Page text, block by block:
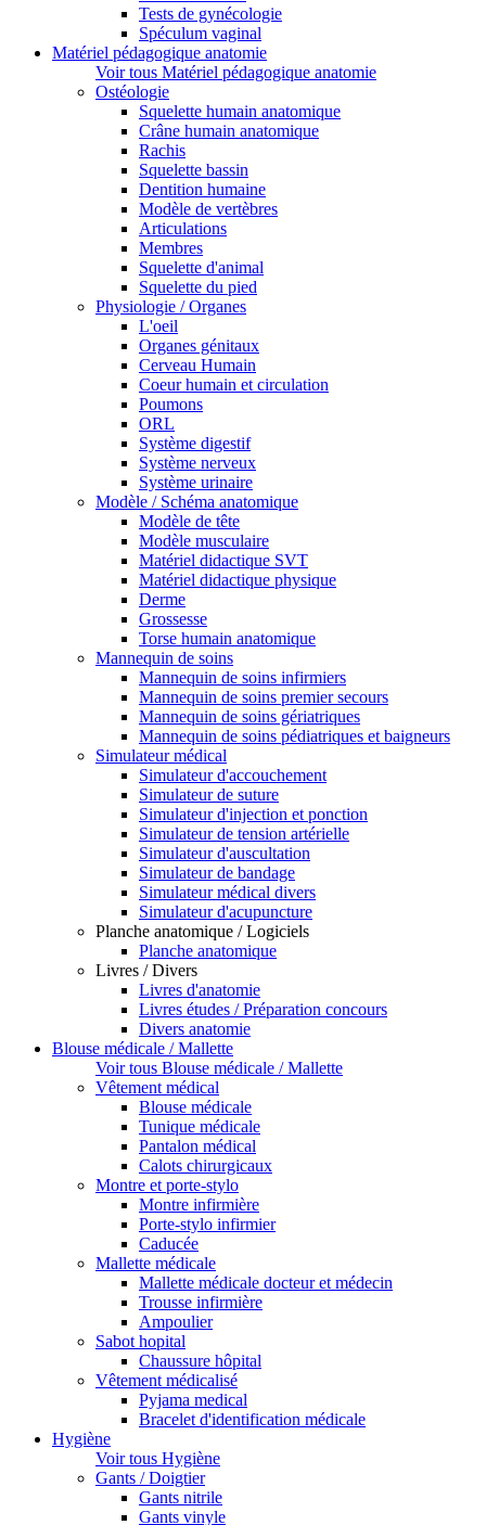
Tests de gynécologie
Spéculum vaginal
Matériel pédagogique anatomie
Voir tous Matériel pédagogique anatomie
Ostéologie
Squelette humain anatomique
Crâne humain anatomique
Rachis
Squelette bassin
Dentition humaine
Modèle de vertèbres
Articulations
Membres
Squelette d'animal
Squelette du pied
Physiologie / Organes
L'oeil
Organes génitaux
Cerveau Humain
Coeur humain et circulation
Poumons
ORL
Système digestif
Système nerveux
Système urinaire
Modèle / Schéma anatomique
Modèle de tête
Modèle musculaire
Matériel didactique SVT
Matériel didactique physique
Derme
Grossesse
Torse humain anatomique
Mannequin de soins
Mannequin de soins infirmiers
Mannequin de soins premier secours
Mannequin de soins gériatriques
Mannequin de soins pédiatriques et baigneurs
Simulateur médical
Simulateur d'accouchement
Simulateur de suture
Simulateur d'injection et ponction
Simulateur de tension artérielle
Simulateur d'auscultation
Simulateur de bandage
Simulateur médical divers
Simulateur d'acupuncture
Planche anatomique / Logiciels
Planche anatomique
Livres / Divers
Livres d'anatomie
Livres études / Préparation concours
Divers anatomie
Blouse médicale / Mallette
Voir tous Blouse médicale / Mallette
Vêtement médical
Blouse médicale
Tunique médicale
Pantalon médical
Calots chirurgicaux
Montre et porte-stylo
Montre infirmière
Porte-stylo infirmier
Caducée
Mallette médicale
Mallette médicale docteur et médecin
Trousse infirmière
Ampoulier
Sabot hopital
Chaussure hôpital
Vêtement médicalisé
Pyjama medical
Bracelet d'identification médicale
Hygiène
Voir tous Hygiène
Gants / Doigtier
Gants nitrile
Gants vinyle